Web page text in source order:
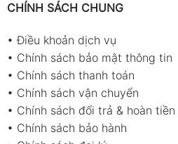
CHÍNH SÁCH CHUNG
•Điều khoản dịch vụ
• Chính sách bảo mật thông tin
• Chính sách thanh toán
• Chính sách vận chuyển
• Chính sách đổi trả & hoàn tiền
• Chính sách bảo hành